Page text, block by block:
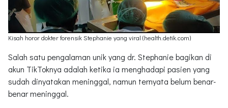
Kisah horor dokter forensik Stephanie yang viral (health.detik.com)
Salah satu pengalaman unik yang dr. Stephanie bagikan di
akun TikToknya adalah ketika ia menghadapi pasien yang
sudah dinyatakan meninggal, namun ternyata belum benar-
benar meninggal.